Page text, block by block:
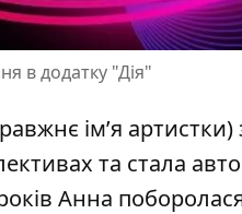
в додатку "Дія"
ім’я артистки)
та стала
Анна